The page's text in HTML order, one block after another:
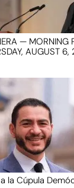
— MORNING
AUGUST
la Cúpula